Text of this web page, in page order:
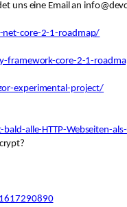
uns eine Email an
core-2-1-roadmap/
core-2-1-
experimental-project/
alle-HTTP-Webseiten-